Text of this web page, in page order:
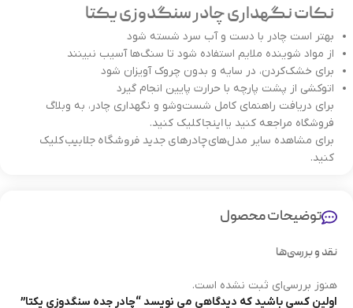
نکات نگهداری چادر سنگدوزی یکتا
بهتر است چادر با دست و آب سرد شسته شود
از مواد شوینده ملایم استفاده شود تا سنگ‌ها آسیب نبینند
برای خشک‌کردن، در سایه و بدون چروک آویزان شود
اتوکشی از پشت پارچه با حرارت پایین انجام گیرد
برای دریافت راهنمای کامل شست‌وشو و نگهداری چادر، به وبلاگ
فروشگاه مراجعه کنید یااینجاکلیک کنید.
برای مشاهده سایر مدل‌هایچادرهای جدید فروشگاه جلابیبکلیک
کنید.
توضیحات محصول
نقد و بررسی‌ها
هنوز بررسی‌ای ثبت نشده است.
اولین کسی باشید که دیدگاهی می نویسد “چادر جده سنگدوزی یکتا”